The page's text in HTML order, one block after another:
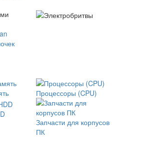
Процессоры (CPU)
Запчасти для корпусов
ПК